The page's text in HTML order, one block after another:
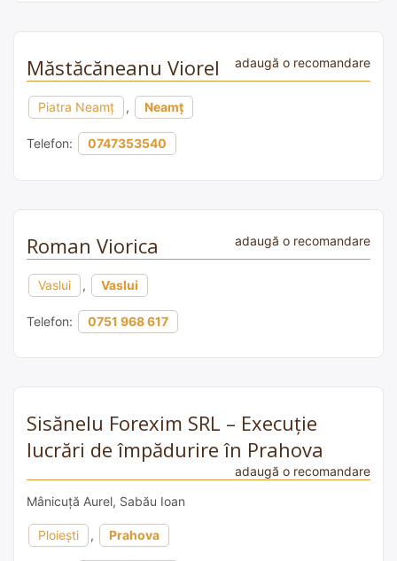
Măstăcăneanu Viorel adaugă o recomandare
Piatra Neamț , Neamț
Telefon: 0747353540
Roman Viorica adaugă o recomandare
Vaslui , Vaslui
Telefon: 0751 968 617
Sisănelu Forexim SRL – Execuție
lucrări de împădurire în Prahova
adaugă o recomandare
Mânicuță Aurel, Sabău Ioan
Ploiești , Prahova